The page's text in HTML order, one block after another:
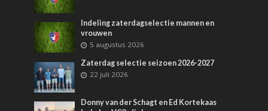
Indeling zaterdagselectie mannen en
vrouwen
5 augustus 2026
Zaterdag selectie seizoen 2026-2027
22 juli 2026
Donny van der Schagt en Ed Kortekaas